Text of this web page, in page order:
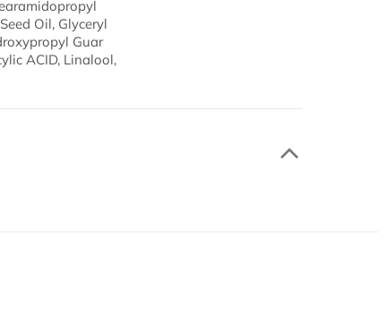
Oil, Glyceryl
Guar
ACID, Linalool,